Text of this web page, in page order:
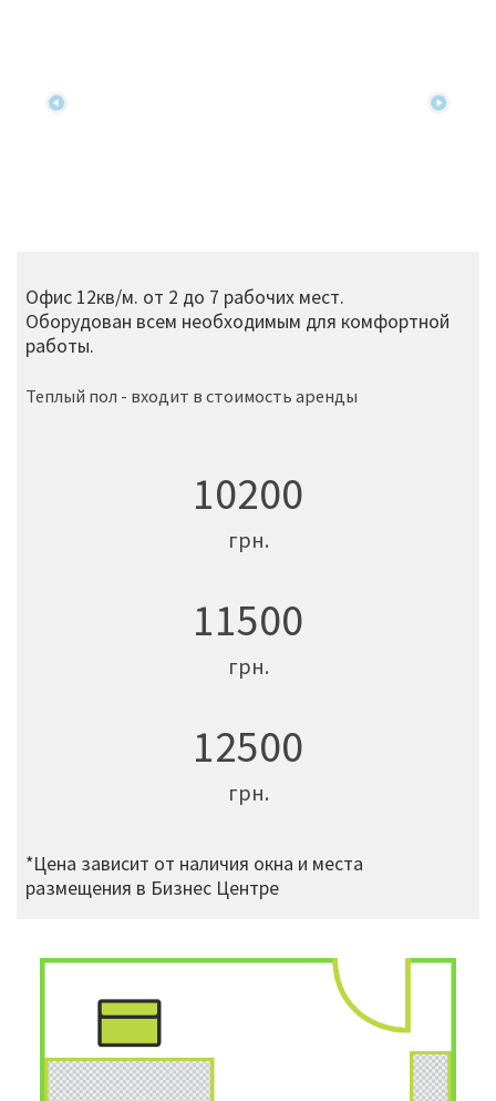
Офис 12кв/м. от 2 до 7 рабочих мест.
Оборудован всем необходимым для комфортной
работы.
Теплый пол - входит в стоимость аренды
10200
грн.
11500
грн.
12500
грн.
*Цена зависит от наличия окна и места
размещения в Бизнес Центре